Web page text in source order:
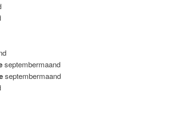
septembermaand
septembermaand